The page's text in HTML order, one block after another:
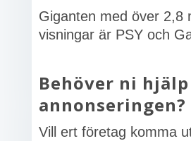
Giganten med över 2,8
visningar är PSY och
Behöver ni hjälp
annonseringen?
Vill ert företag komma